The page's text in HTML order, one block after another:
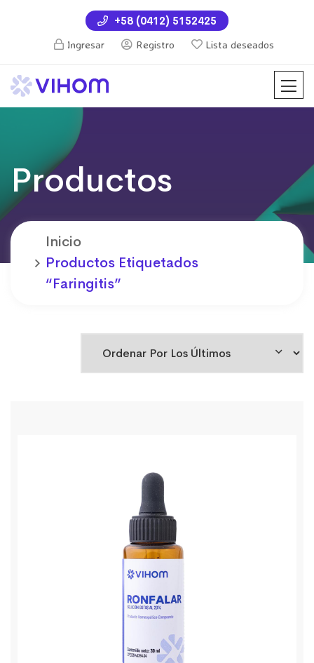
+58 (0412) 5152425
Ingresar
Registro Lista deseados
Productos
Inicio
Productos Etiquetados
“faringitis”